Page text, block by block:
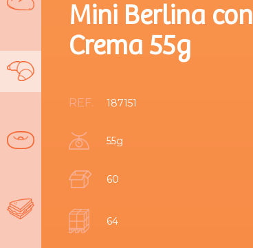
Mini Berlina con
Crema 55g
REF. 187151
55g
60
64